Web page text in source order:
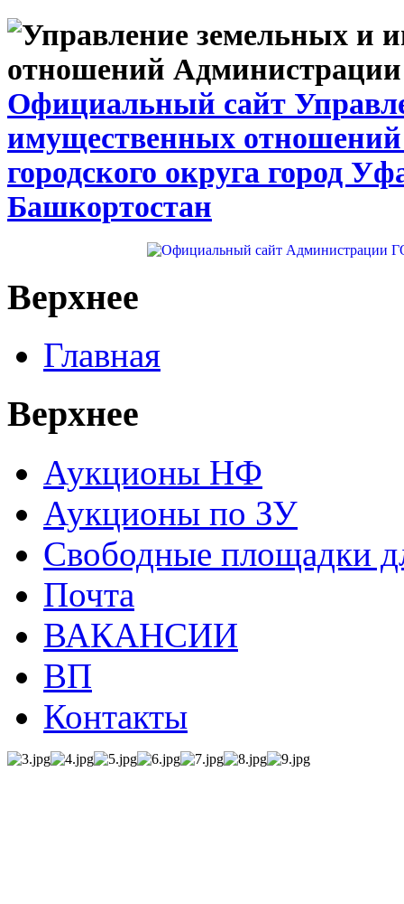
Официальный сайт
имущественных
городского округа город
Башкортостан
Верхнее
Главная
Верхнее
Аукционы НФ
Аукционы по ЗУ
Свободные площадки
Почта
ВАКАНСИИ
ВП
Контакты